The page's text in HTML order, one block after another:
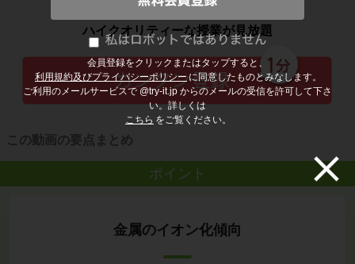
会員登録をクリックまたはタップすると、
利用規約及びプライバシーポリシー に同意したものとみなします。
ご利用のメールサービスで @try-it.jp からのメールの受信を許可して下さ
い。詳しくは
こちら をご覧ください。
子どもの勉強から大人の学び直しまで
ハイクオリティーな授業が見放題
この動画の要点まとめ
ポイント
金属のイオン化傾向